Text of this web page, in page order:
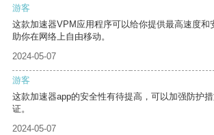
游客
这款加速器VPM应用程序可以给你提供最高速度和
助你在网络上自由移动。
2024-05-07
游客
这款加速器app的安全性有待提高，可以加强防护
证。
2024-05-07